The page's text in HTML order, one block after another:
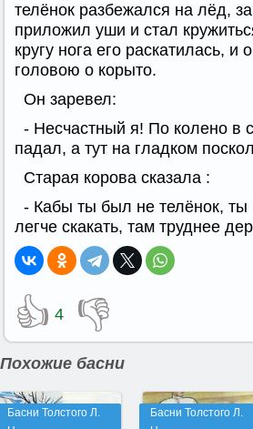
телёнок разбежался на лёд,
приложил уши и стал
кругу нога его раскатилась, и
головою о корыто.
Он заревел:
- Несчастный я! По колено в
падал, а тут на гладком
Старая корова сказала :
- Кабы ты был не телёнок, ты
легче скакать, там труднее
👍 4 👎
Похожие басни
Басни Толстого Л.
Басни Толстого Л.